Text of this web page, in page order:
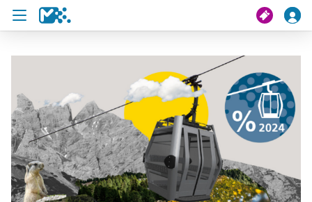
Suche
Meine Fahrt
Tickets
U19 Pass